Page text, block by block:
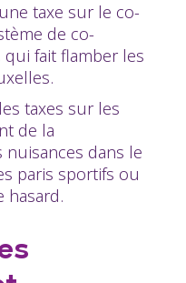
taxe sur le co-
de co-
qui fait flamber les
taxes sur les
de la
dans le
paris sportifs ou
hasard.